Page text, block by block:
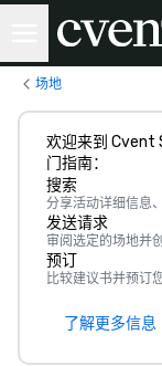
场地
欢迎来到 Cvent
门指南：
搜索
分享活动详细信息
发送请求
审阅选定的场地并
预订
比较建议书并预订
了解更多信息